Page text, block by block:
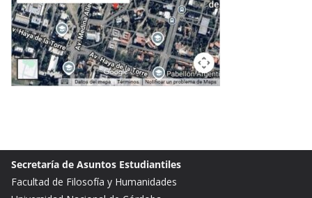
Secretaría de Asuntos Estudiantiles
Facultad de Filosofía y Humanidades